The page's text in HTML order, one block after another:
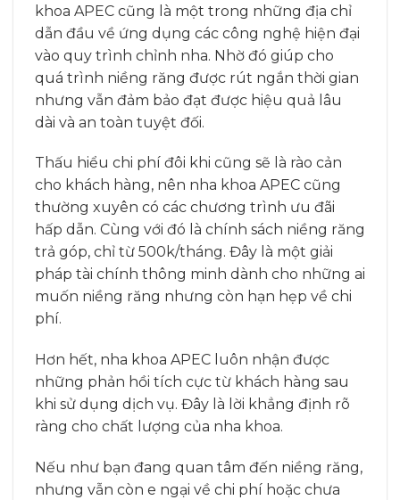
khoa APEC cũng là một trong những địa chỉ
dẫn đầu về ứng dụng các công nghệ hiện đại
vào quy trình chỉnh nha. Nhờ đó giúp cho
quá trình niềng răng được rút ngắn thời gian
nhưng vẫn đảm bảo đạt được hiệu quả lâu
dài và an toàn tuyệt đối.
Thấu hiểu chi phí đôi khi cũng sẽ là rào cản
cho khách hàng, nên nha khoa APEC cũng
thường xuyên có các chương trình ưu đãi
hấp dẫn. Cùng với đó là chính sách niềng răng
trả góp, chỉ từ 500k/tháng. Đây là một giải
pháp tài chính thông minh dành cho những ai
muốn niềng răng nhưng còn hạn hẹp về chi
phí.
Hơn hết, nha khoa APEC luôn nhận được
những phản hồi tích cực từ khách hàng sau
khi sử dụng dịch vụ. Đây là lời khẳng định rõ
ràng cho chất lượng của nha khoa.
Nếu như bạn đang quan tâm đến niềng răng,
nhưng vẫn còn e ngại về chi phí hoặc chưa